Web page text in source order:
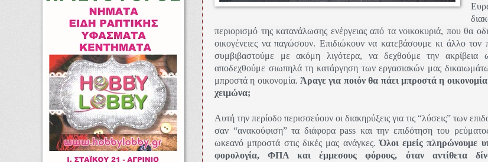
περιορισμό της κατανάλωσης ενέργειας από τα νοικοκυριά, που θα
οικογένειες να παγώσουν. Επιδιώκουν να κατεβάσουμε κι άλλο
συμβιβαστούμε με ακόμη λιγότερα, να δεχθούμε την ακρίβεια
αποδεχθούμε σιωπηλά τη κατάργηση των εργασιακών μας
μπροστά η οικονομία.Άραγε για ποιόν θα πάει μπροστά η
χειμώνα;
Αυτή την περίοδο περισσεύουν οι διακηρύξεις για τις “λύσεις” των
σαν “ανακούφιση” τα διάφορα pass και την επιδότηση του
ωκεανό μπροστά στις δικές μας ανάγκες.Όλοι εμείς πληρώνουμε
φορολογία, ΦΠΑ και έμμεσους φόρους, όταν αντίθετα